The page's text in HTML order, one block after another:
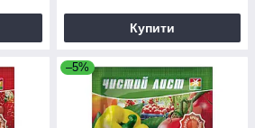
Купити
–5%